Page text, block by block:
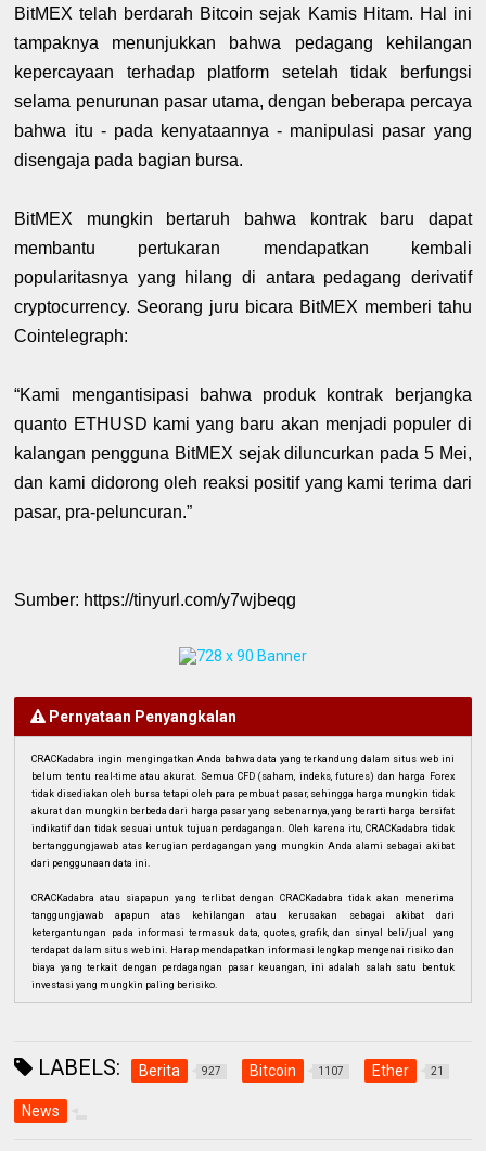
BitMEX telah berdarah Bitcoin sejak Kamis Hitam. Hal ini
tampaknya menunjukkan bahwa pedagang kehilangan
kepercayaan terhadap platform setelah tidak berfungsi
selama penurunan pasar utama, dengan beberapa percaya
bahwa itu - pada kenyataannya - manipulasi pasar yang
disengaja pada bagian bursa.
BitMEX mungkin bertaruh bahwa kontrak baru dapat
membantu pertukaran mendapatkan kembali
popularitasnya yang hilang di antara pedagang derivatif
cryptocurrency. Seorang juru bicara BitMEX memberi tahu
Cointelegraph:
“Kami mengantisipasi bahwa produk kontrak berjangka
quanto ETHUSD kami yang baru akan menjadi populer di
kalangan pengguna BitMEX sejak diluncurkan pada 5 Mei,
dan kami didorong oleh reaksi positif yang kami terima dari
pasar, pra-peluncuran.”
Sumber: https://tinyurl.com/y7wjbeqg
Pernyataan Penyangkalan
CRACKadabra ingin mengingatkan Anda bahwa data yang terkandung dalam situs web ini
belum tentu real-time atau akurat. Semua CFD (saham, indeks, futures) dan harga Forex
tidak disediakan oleh bursa tetapi oleh para pembuat pasar, sehingga harga mungkin tidak
akurat dan mungkin berbeda dari harga pasar yang sebenarnya, yang berarti harga bersifat
indikatif dan tidak sesuai untuk tujuan perdagangan. Oleh karena itu, CRACKadabra tidak
bertanggungjawab atas kerugian perdagangan yang mungkin Anda alami sebagai akibat
dari penggunaan data ini.
CRACKadabra atau siapapun yang terlibat dengan CRACKadabra tidak akan menerima
tanggungjawab apapun atas kehilangan atau kerusakan sebagai akibat dari
ketergantungan pada informasi termasuk data, quotes, grafik, dan sinyal beli/jual yang
terdapat dalam situs web ini. Harap mendapatkan informasi lengkap mengenai risiko dan
biaya yang terkait dengan perdagangan pasar keuangan, ini adalah salah satu bentuk
investasi yang mungkin paling berisiko.
LABELS: Berita 927 Bitcoin 1107 Ether 21
News